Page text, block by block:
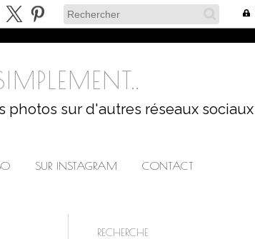
photos sur d'autres réseaux sociaux
SUR INSTAGRAM CONTACT
RECHERCHE